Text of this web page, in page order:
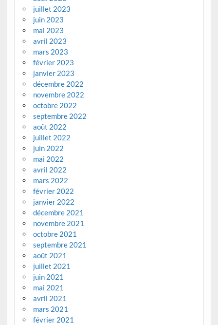
juillet 2023
juin 2023
mai 2023
avril 2023
mars 2023
février 2023
janvier 2023
décembre 2022
novembre 2022
octobre 2022
septembre 2022
août 2022
juillet 2022
juin 2022
mai 2022
avril 2022
mars 2022
février 2022
janvier 2022
décembre 2021
novembre 2021
octobre 2021
septembre 2021
août 2021
juillet 2021
juin 2021
mai 2021
avril 2021
mars 2021
février 2021